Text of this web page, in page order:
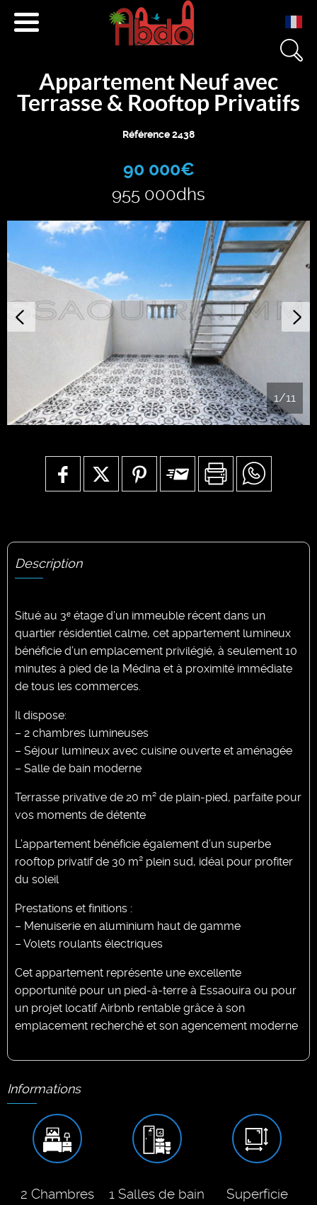
+212 671 040 501
+212 666 233 454
contact@essaouira.immo
Appartement Neuf avec
Terrasse & Rooftop Privatifs
Référence 2438
90 000€
955 000dhs
1/11
Description
Situé au 3ᵉ étage d’un immeuble récent dans un
quartier résidentiel calme, cet appartement lumineux
bénéficie d’un emplacement privilégié, à seulement 10
minutes à pied de la Médina et à proximité immédiate
de tous les commerces.
Il dispose:
– 2 chambres lumineuses
– Séjour lumineux avec cuisine ouverte et aménagée
– Salle de bain moderne
Terrasse privative de 20 m² de plain-pied, parfaite pour
vos moments de détente
L’appartement bénéficie également d’un superbe
rooftop privatif de 30 m² plein sud, idéal pour profiter
du soleil
Prestations et finitions :
– Menuiserie en aluminium haut de gamme
– Volets roulants électriques
Cet appartement représente une excellente
opportunité pour un pied-à-terre à Essaouira ou pour
un projet locatif Airbnb rentable grâce à son
emplacement recherché et son agencement moderne
Informations
2 Chambres 1 Salles de bain
Superficie